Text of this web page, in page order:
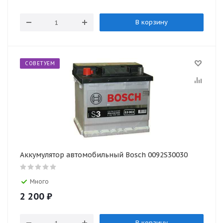
В корзину
СОВЕТУЕМ
Аккумулятор автомобильный Bosch 0092S30030
Много
2 200 ₽